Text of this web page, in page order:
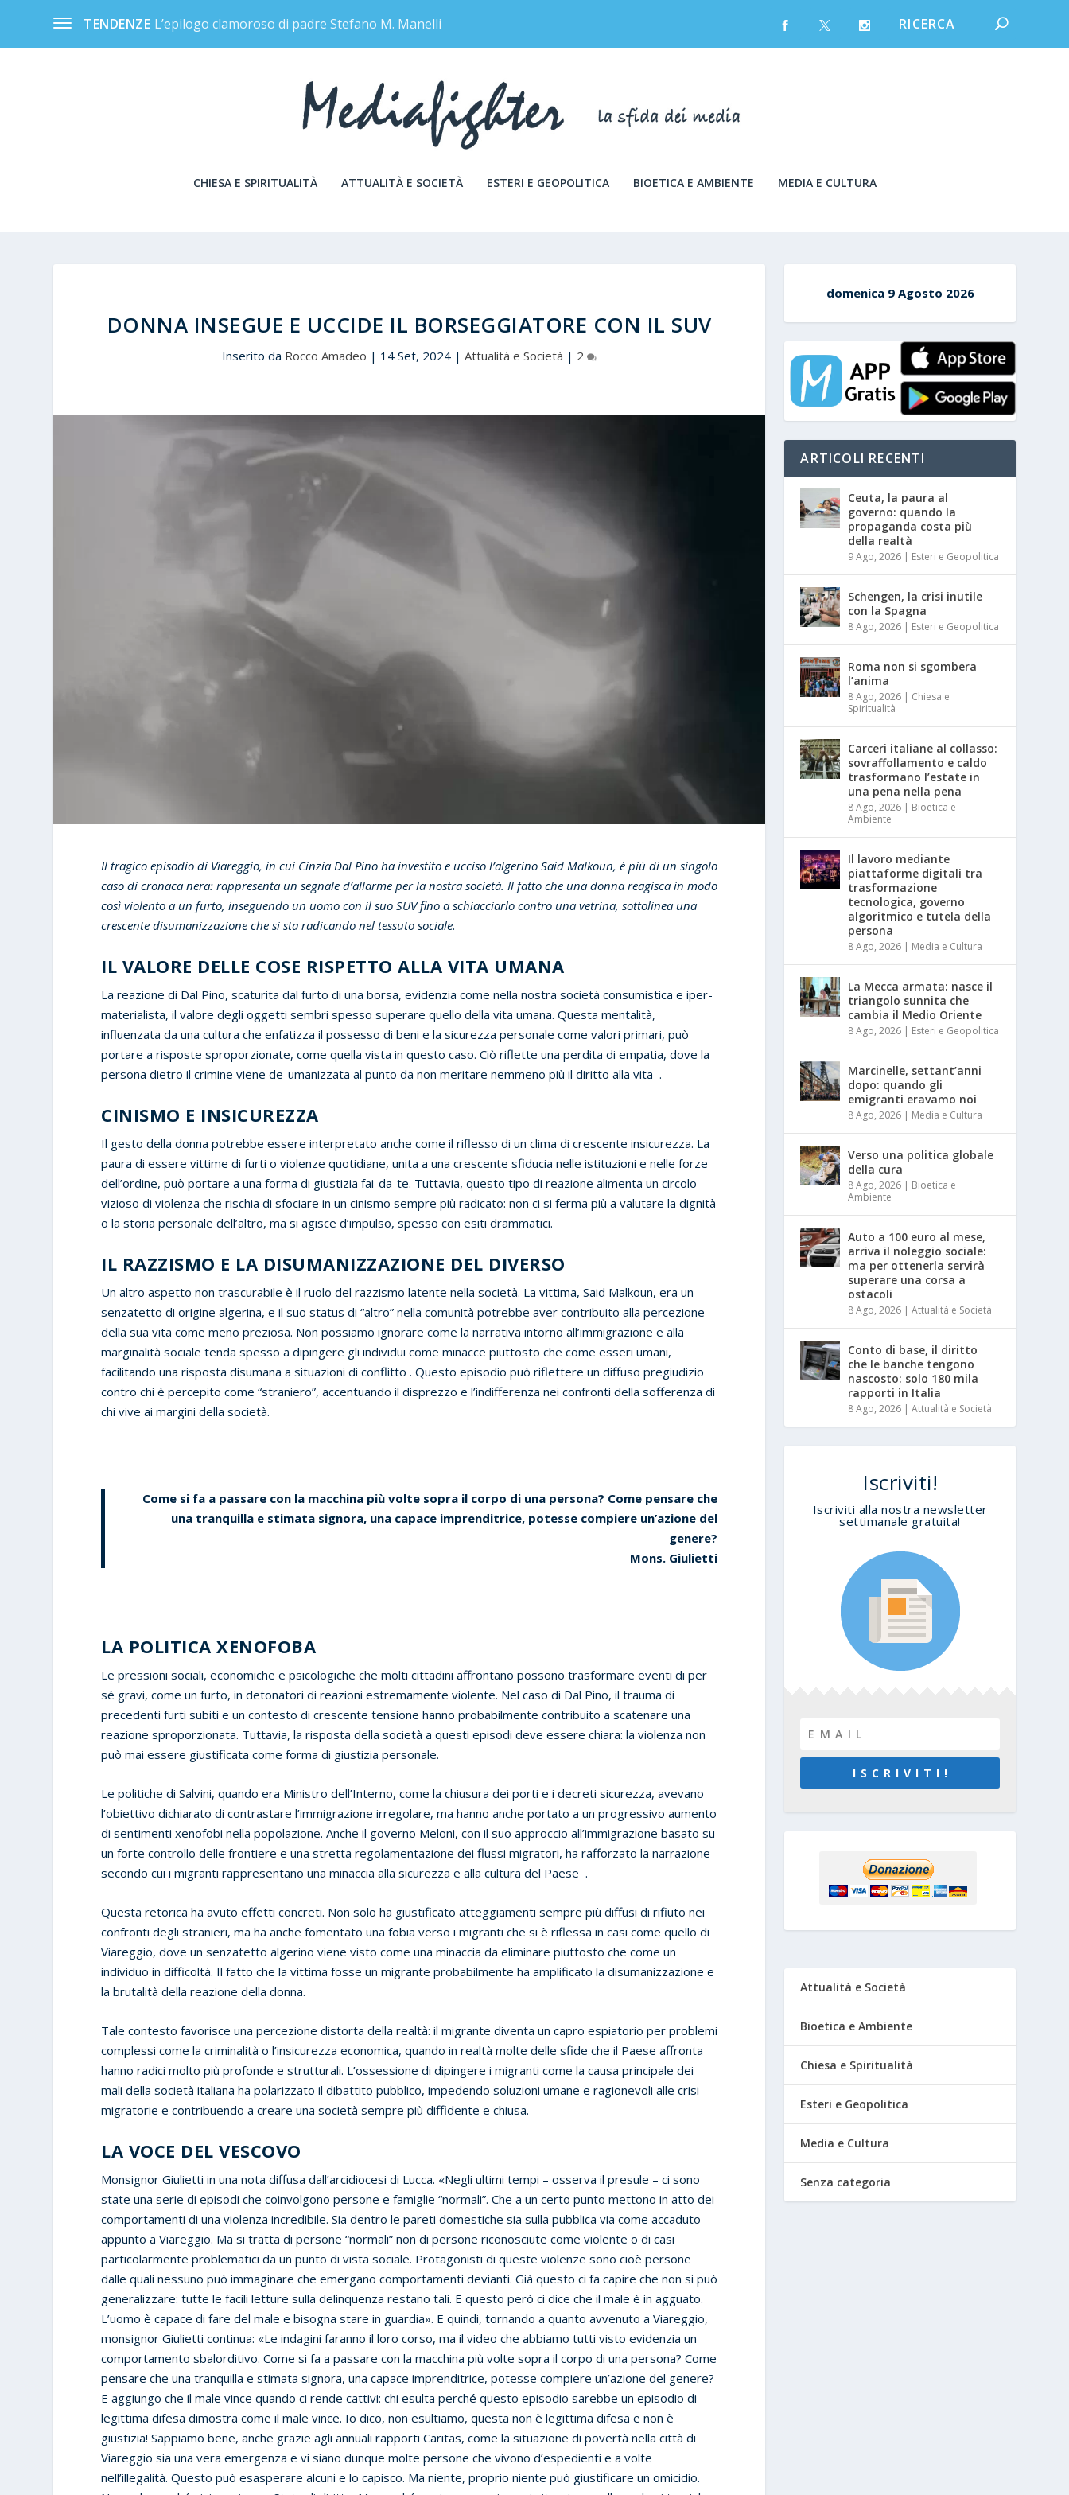
TENDENZE L’epilogo clamoroso di padre Stefano M. Manelli
CHIESA E SPIRITUALITÀ ATTUALITÀ E SOCIETÀ ESTERI E GEOPOLITICA BIOETICA E AMBIENTE MEDIA E CULTURA
DONNA INSEGUE E UCCIDE IL BORSEGGIATORE CON IL SUV
Inserito da Rocco Amadeo | 14 Set, 2024 |Attualità e Società | 2
Il tragico episodio di Viareggio, in cui Cinzia Dal Pino ha investito e ucciso l’algerino Said Malkoun, è più di un singolo
caso di cronaca nera: rappresenta un segnale d’allarme per la nostra società. Il fatto che una donna reagisca in modo
così violento a un furto, inseguendo un uomo con il suo SUV fino a schiacciarlo contro una vetrina, sottolinea una
crescente disumanizzazione che si sta radicando nel tessuto sociale.
IL VALORE DELLE COSE RISPETTO ALLA VITA UMANA
La reazione di Dal Pino, scaturita dal furto di una borsa, evidenzia come nella nostra società consumistica e iper-
materialista, il valore degli oggetti sembri spesso superare quello della vita umana. Questa mentalità,
influenzata da una cultura che enfatizza il possesso di beni e la sicurezza personale come valori primari, può
portare a risposte sproporzionate, come quella vista in questo caso. Ciò riflette una perdita di empatia, dove la
persona dietro il crimine viene de-umanizzata al punto da non meritare nemmeno più il diritto alla vita .
CINISMO E INSICUREZZA
Il gesto della donna potrebbe essere interpretato anche come il riflesso di un clima di crescente insicurezza. La
paura di essere vittime di furti o violenze quotidiane, unita a una crescente sfiducia nelle istituzioni e nelle forze
dell’ordine, può portare a una forma di giustizia fai-da-te. Tuttavia, questo tipo di reazione alimenta un circolo
vizioso di violenza che rischia di sfociare in un cinismo sempre più radicato: non ci si ferma più a valutare la dignità
o la storia personale dell’altro, ma si agisce d’impulso, spesso con esiti drammatici.
IL RAZZISMO E LA DISUMANIZZAZIONE DEL DIVERSO
Un altro aspetto non trascurabile è il ruolo del razzismo latente nella società. La vittima, Said Malkoun, era un
senzatetto di origine algerina, e il suo status di “altro” nella comunità potrebbe aver contribuito alla percezione
della sua vita come meno preziosa. Non possiamo ignorare come la narrativa intorno all’immigrazione e alla
marginalità sociale tenda spesso a dipingere gli individui come minacce piuttosto che come esseri umani,
facilitando una risposta disumana a situazioni di conflitto . Questo episodio può riflettere un diffuso pregiudizio
contro chi è percepito come “straniero”, accentuando il disprezzo e l’indifferenza nei confronti della sofferenza di
chi vive ai margini della società.
Come si fa a passare con la macchina più volte sopra il corpo di una persona? Come pensare che
una tranquilla e stimata signora, una capace imprenditrice, potesse compiere un’azione del
genere?
Mons. Giulietti
LA POLITICA XENOFOBA
Le pressioni sociali, economiche e psicologiche che molti cittadini affrontano possono trasformare eventi di per
sé gravi, come un furto, in detonatori di reazioni estremamente violente. Nel caso di Dal Pino, il trauma di
precedenti furti subiti e un contesto di crescente tensione hanno probabilmente contribuito a scatenare una
reazione sproporzionata. Tuttavia, la risposta della società a questi episodi deve essere chiara: la violenza non
può mai essere giustificata come forma di giustizia personale.
Le politiche di Salvini, quando era Ministro dell’Interno, come la chiusura dei porti e i decreti sicurezza, avevano
l’obiettivo dichiarato di contrastare l’immigrazione irregolare, ma hanno anche portato a un progressivo aumento
di sentimenti xenofobi nella popolazione. Anche il governo Meloni, con il suo approccio all’immigrazione basato su
un forte controllo delle frontiere e una stretta regolamentazione dei flussi migratori, ha rafforzato la narrazione
secondo cui i migranti rappresentano una minaccia alla sicurezza e alla cultura del Paese .
Questa retorica ha avuto effetti concreti. Non solo ha giustificato atteggiamenti sempre più diffusi di rifiuto nei
confronti degli stranieri, ma ha anche fomentato una fobia verso i migranti che si è riflessa in casi come quello di
Viareggio, dove un senzatetto algerino viene visto come una minaccia da eliminare piuttosto che come un
individuo in difficoltà. Il fatto che la vittima fosse un migrante probabilmente ha amplificato la disumanizzazione e
la brutalità della reazione della donna.
Tale contesto favorisce una percezione distorta della realtà: il migrante diventa un capro espiatorio per problemi
complessi come la criminalità o l’insicurezza economica, quando in realtà molte delle sfide che il Paese affronta
hanno radici molto più profonde e strutturali. L’ossessione di dipingere i migranti come la causa principale dei
mali della società italiana ha polarizzato il dibattito pubblico, impedendo soluzioni umane e ragionevoli alle crisi
migratorie e contribuendo a creare una società sempre più diffidente e chiusa.
LA VOCE DEL VESCOVO
Monsignor Giulietti in una nota diffusa dall’arcidiocesi di Lucca. «Negli ultimi tempi – osserva il presule – ci sono
state una serie di episodi che coinvolgono persone e famiglie “normali”. Che a un certo punto mettono in atto dei
comportamenti di una violenza incredibile. Sia dentro le pareti domestiche sia sulla pubblica via come accaduto
appunto a Viareggio. Ma si tratta di persone “normali” non di persone riconosciute come violente o di casi
particolarmente problematici da un punto di vista sociale. Protagonisti di queste violenze sono cioè persone
dalle quali nessuno può immaginare che emergano comportamenti devianti. Già questo ci fa capire che non si può
generalizzare: tutte le facili letture sulla delinquenza restano tali. E questo però ci dice che il male è in agguato.
L’uomo è capace di fare del male e bisogna stare in guardia». E quindi, tornando a quanto avvenuto a Viareggio,
monsignor Giulietti continua: «Le indagini faranno il loro corso, ma il video che abbiamo tutti visto evidenzia un
comportamento sbalorditivo. Come si fa a passare con la macchina più volte sopra il corpo di una persona? Come
pensare che una tranquilla e stimata signora, una capace imprenditrice, potesse compiere un’azione del genere?
E aggiungo che il male vince quando ci rende cattivi: chi esulta perché questo episodio sarebbe un episodio di
legittima difesa dimostra come il male vince. Io dico, non esultiamo, questa non è legittima difesa e non è
giustizia! Sappiamo bene, anche grazie agli annuali rapporti Caritas, come la situazione di povertà nella città di
Viareggio sia una vera emergenza e vi siano dunque molte persone che vivono d’espedienti e a volte
nell’illegalità. Questo può esasperare alcuni e lo capisco. Ma niente, proprio niente può giustificare un omicidio.
domenica 9 Agosto 2026
ARTICOLI RECENTI
Ceuta, la paura al
governo: quando la
propaganda costa più
della realtà
9 Ago, 2026 | Esteri e Geopolitica
Schengen, la crisi inutile
con la Spagna
8 Ago, 2026 | Esteri e Geopolitica
Roma non si sgombera
l’anima
8 Ago, 2026 | Chiesa e
Spiritualità
Carceri italiane al collasso:
sovraffollamento e caldo
trasformano l’estate in
una pena nella pena
8 Ago, 2026 | Bioetica e
Ambiente
Il lavoro mediante
piattaforme digitali tra
trasformazione
tecnologica, governo
algoritmico e tutela della
persona
8 Ago, 2026 | Media e Cultura
La Mecca armata: nasce il
triangolo sunnita che
cambia il Medio Oriente
8 Ago, 2026 | Esteri e Geopolitica
Marcinelle, settant’anni
dopo: quando gli
emigranti eravamo noi
8 Ago, 2026 | Media e Cultura
Verso una politica globale
della cura
8 Ago, 2026 | Bioetica e
Ambiente
Auto a 100 euro al mese,
arriva il noleggio sociale:
ma per ottenerla servirà
superare una corsa a
ostacoli
8 Ago, 2026 |Attualità e Società
Conto di base, il diritto
che le banche tengono
nascosto: solo 180 mila
rapporti in Italia
8 Ago, 2026 |Attualità e Società
Iscriviti!
Iscriviti alla nostra newsletter
settimanale gratuita!
I S C R I V I T I !
Attualità e Società
Bioetica e Ambiente
Chiesa e Spiritualità
Esteri e Geopolitica
Media e Cultura
Senza categoria